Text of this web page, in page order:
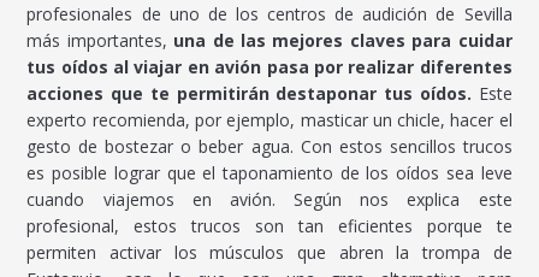
profesionales de uno de los centros de audición de Sevilla
más importantes, una de las mejores claves para cuidar
tus oídos al viajar en avión pasa por realizar diferentes
acciones que te permitirán destaponar tus oídos. Este
experto recomienda, por ejemplo, masticar un chicle, hacer el
gesto de bostezar o beber agua. Con estos sencillos trucos
es posible lograr que el taponamiento de los oídos sea leve
cuando viajemos en avión. Según nos explica este
profesional, estos trucos son tan eficientes porque te
permiten activar los músculos que abren la trompa de